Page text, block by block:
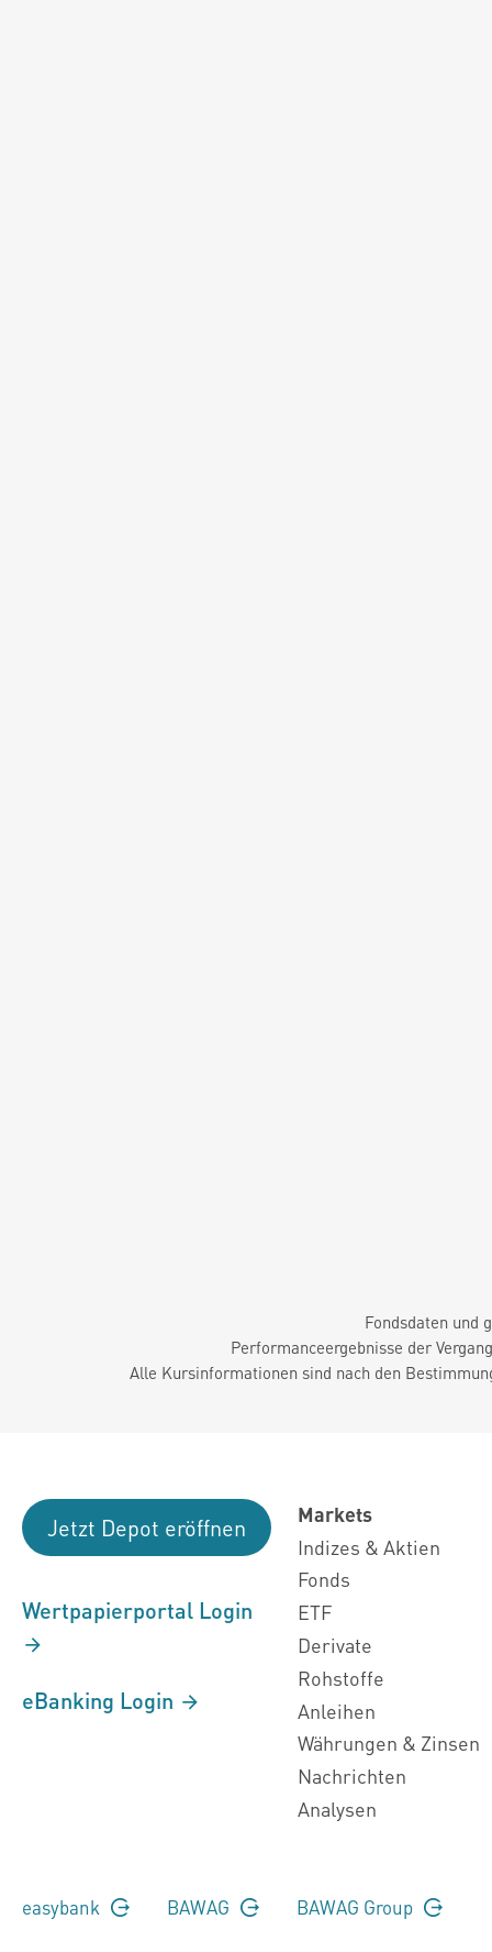
Fondsdaten und
Performanceergebnisse der
Alle Kursinformationen sind nach den
Jetzt Depot eröffnen
Wertpapierportal Login
eBanking Login
Markets
Indizes & Aktien
Fonds
ETF
Derivate
Rohstoffe
Anleihen
Währungen & Zinsen
Nachrichten
Analysen
easybank BAWAG BAWAG Group